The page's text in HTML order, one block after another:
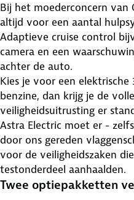
Bij het moederconcern van
altijd voor een aantal
Adaptieve cruise control
camera en een
achter de auto.
Kies je voor een
benzine, dan krijg je de
veiligheidsuitrusting er
Astra Electric moet er -
door ons gereden
voor de veiligheidszaken
testonderdeel aanhaalden.
Twee optiepakketten